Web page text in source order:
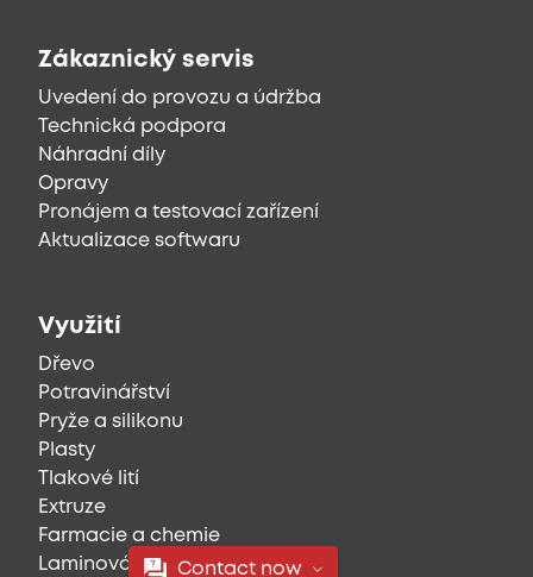
Contact now
Zákaznický servis
Uvedení do provozu a údržba
Technická podpora
Náhradní díly
Opravy
Pronájem a testovací zařízení
Aktualizace softwaru
Využití
Dřevo
Potravinářství
Pryže a silikonu
Plasty
Tlakové lití
Extruze
Farmacie a chemie
Laminování, potisk a textil